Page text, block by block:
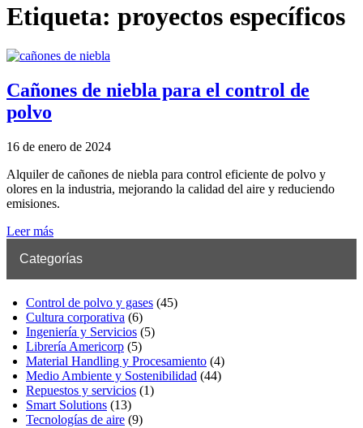
Etiqueta: proyectos específicos
Cañones de niebla para el control de
polvo
16 de enero de 2024
Alquiler de cañones de niebla para control eficiente de polvo y
olores en la industria, mejorando la calidad del aire y reduciendo
emisiones.
Leer más
Categorías
Control de polvo y gases (45)
Cultura corporativa (6)
Ingeniería y Servicios (5)
Librería Americorp (5)
Material Handling y Procesamiento (4)
Medio Ambiente y Sostenibilidad (44)
Repuestos y servicios (1)
Smart Solutions (13)
Tecnologías de aire (9)